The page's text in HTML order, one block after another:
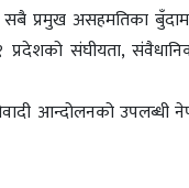
सबै प्रमुख असहमतिका
११ प्रदेशको संघीयता,
आन्दोलनको उपलब्धी